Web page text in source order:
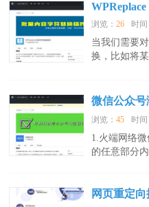
WPReplace
浏览：26 时
当我们需要
换，比如将
微信公众
浏览：45 时
1.火端网络
的任意部分
网页重定